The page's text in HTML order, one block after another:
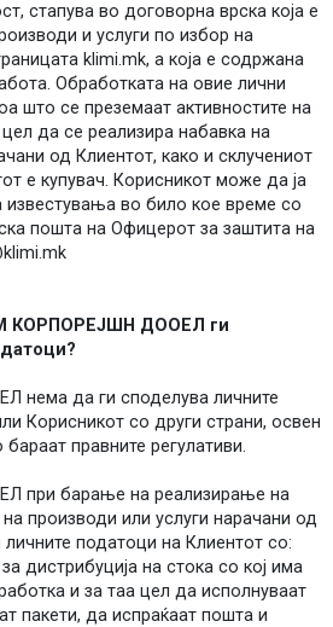
стапува во договорна врска која е
и услуги по избор на
klimi.mk, а која е содржана
Обработката на овие лични
што се преземаат активностите на
да се реализира набавка на
од Клиентот, како и склучениот
е купувач. Корисникот може да ја
известувања во било кое време со
пошта на Офицерот за заштита на
КОРПОРЕЈШН ДООЕЛ ги
да ги споделува личните
Корисникот со други страни, освен
бараат правните регулативи.
при барање на реализирање на
производи или услуги нарачани од
личните податоци на Клиентот со:
дистрибуција на стока со кој има
и за таа цел да исполнуваат
пакети, да испраќаат пошта и